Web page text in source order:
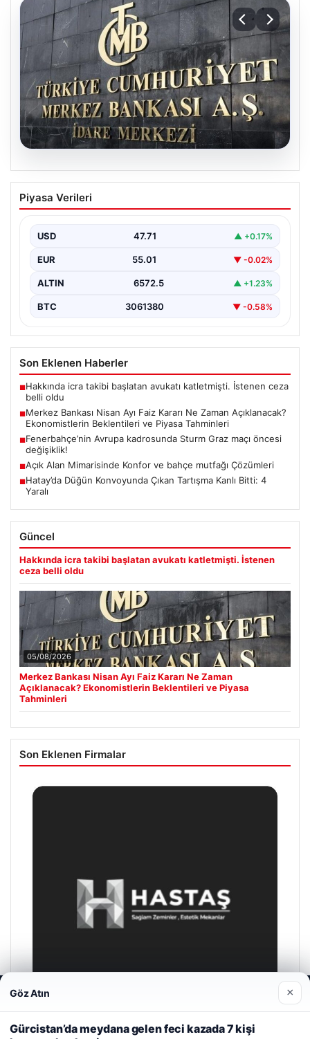
05.08.2026
Merkez Bankası Nisan Ayı Faiz Kararı Ne
Zaman Açıklanacak? Ekonomistlerin
Türkiye Cumhuriyet Merkez Bankası (TCMB) Para
üzere…
Piyasa Verileri
USD 47.71 ▲ +0.17%
EUR 55.01 ▼ -0.02%
ALTIN 6572.5 ▲ +1.23%
BTC 3061380 ▼ -0.58%
Son Eklenen Haberler
■Hakkında icra takibi başlatan avukatı katletmişti. İstenen ceza
belli oldu
■Merkez Bankası Nisan Ayı Faiz Kararı Ne Zaman Açıklanacak?
Ekonomistlerin Beklentileri ve Piyasa Tahminleri
■Fenerbahçe’nin Avrupa kadrosunda Sturm Graz maçı öncesi
değişiklik!
■Açık Alan Mimarisinde Konfor ve bahçe mutfağı Çözümleri
■Hatay’da Düğün Konvoyunda Çıkan Tartışma Kanlı Bitti: 4
Yaralı
Güncel
Hakkında icra takibi başlatan avukatı katletmişti. İstenen
ceza belli oldu
05/08/2026
Merkez Bankası Nisan Ayı Faiz Kararı Ne Zaman
Açıklanacak? Ekonomistlerin Beklentileri ve Piyasa
Tahminleri
Son Eklenen Firmalar
Web sitemizi nasıl kullandığınızı daha iyi anlayabilmek,
deneyiminizi kişiselleştirmek ve geliştirmek amacıyla çerezler
kullanıyoruz.Çerez Politikamız
Göz Atın ×
Gürcistan’da meydana gelen feci kazada 7 kişi